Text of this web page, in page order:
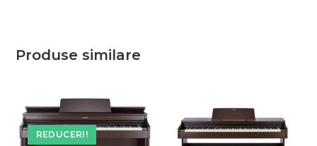
Produse similare
REDUCERI!